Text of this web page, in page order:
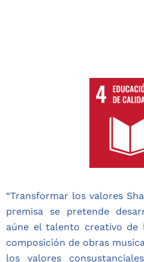
“Transformar los valores
premisa se pretende
aúne el talento creativo de
composición de obras
los valores